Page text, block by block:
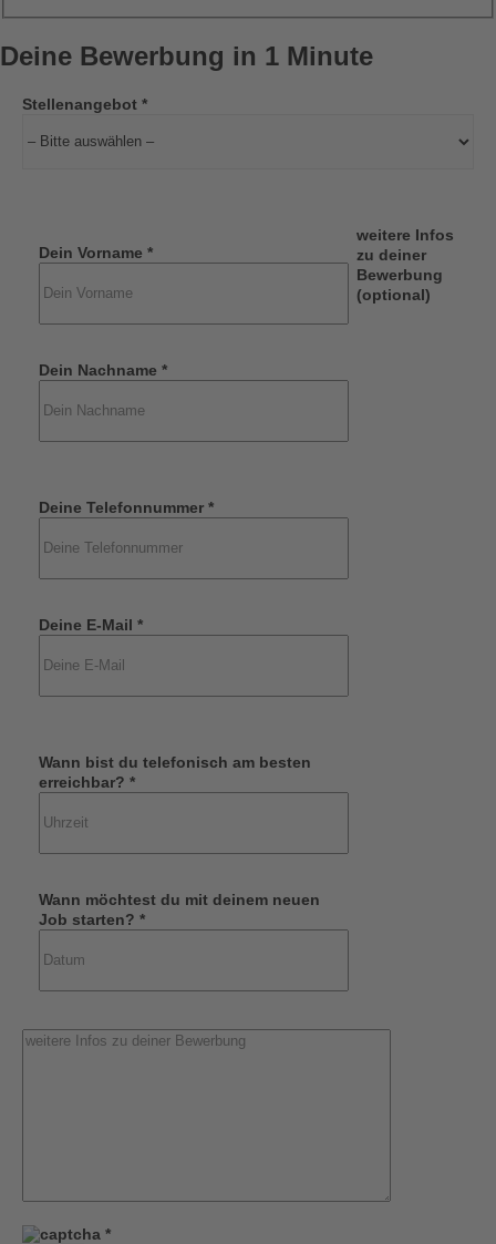
Deine Bewerbung in 1 Minute
Stellenangebot *
Dein Vorname *
Dein Nachname *
Deine Telefonnummer *
Deine E-Mail *
Wann bist du telefonisch am besten
erreichbar? *
Wann möchtest du mit deinem neuen
Job starten? *
weitere Infos
zu deiner
Bewerbung
(optional)
*